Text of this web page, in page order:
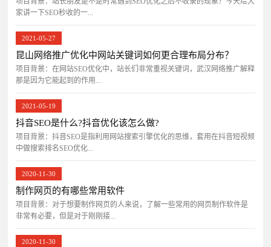
家讲一下SEO秒收的一...
2021-05-27
昆山网络推广优化中网站关键词如何更合理布局分布？
项目背景：在网站SEO优化中，站长们非常重视关键词，武汉网络推广解释
那是因为它能起到的作用...
2021-05-19
抖音SEO是什么?抖音优化该怎么做?
项目背景：抖音SEO是指利用网站搜索引擎优化的思维，套用在抖音短视频
中做搜索排名SEO优化...
2020-11-30
制作网页的有哪些常用软件
项目背景：对于想要制作网页的人来说，了解一些常用的网页制作软件是
非常有必要，但是对于刚刚接...
2020-11-30